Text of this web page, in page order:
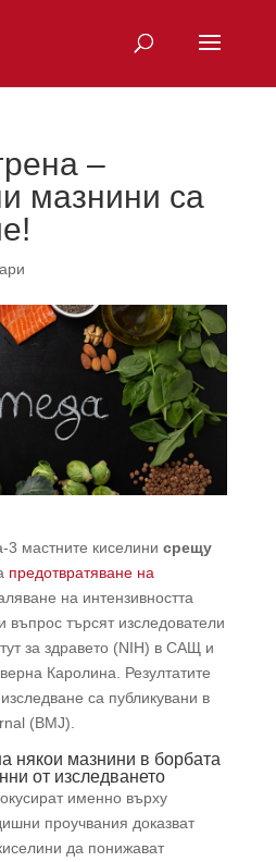
–
мазнини са
3 мастните киселини срещу
предотвратяване на
на интензивността
въпрос търсят изследователи
за здравето (NIH) в САЩ и
Каролина. Резултатите
са публикувани в
(BMJ).
някои мазнини в борбата
от изследването
именно върху
проучвания доказват
да понижават